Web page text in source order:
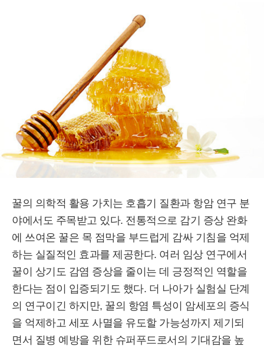
꿀의 의학적 활용 가치는 호흡기 질환과 항암 연구 분
야에서도 주목받고 있다. 전통적으로 감기 증상 완화
에 쓰여온 꿀은 목 점막을 부드럽게 감싸 기침을 억제
하는 실질적인 효과를 제공한다. 여러 임상 연구에서
꿀이 상기도 감염 증상을 줄이는 데 긍정적인 역할을
한다는 점이 입증되기도 했다. 더 나아가 실험실 단계
의 연구이긴 하지만, 꿀의 항염 특성이 암세포의 증식
을 억제하고 세포 사멸을 유도할 가능성까지 제기되
면서 질병 예방을 위한 슈퍼푸드로서의 기대감을 높